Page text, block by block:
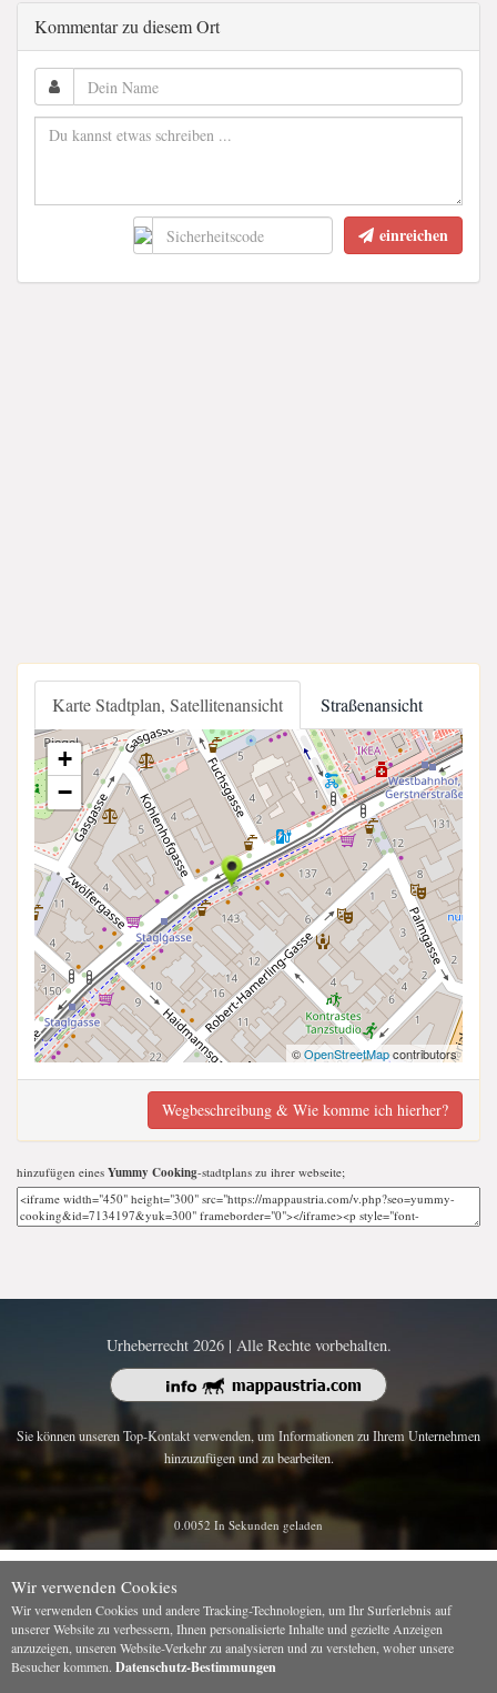
Kommentar zu diesem Ort
einreichen
Karte Stadtplan, Satellitenansicht Straßenansicht
+
−
©OpenStreetMapcontributors
Wegbeschreibung & Wie komme ich hierher?
hinzufügen eines Yummy Cooking-stadtplans zu ihrer webseite;
Urheberrecht 2026 | Alle Rechte vorbehalten.
Sie können unseren Top-Kontakt verwenden, um Informationen zu Ihrem Unternehmen
hinzuzufügen und zu bearbeiten.
0.0052 In Sekunden geladen
Wir verwenden Cookies
Wir verwenden Cookies und andere Tracking-Technologien, um Ihr Surferlebnis auf
unserer Website zu verbessern, Ihnen personalisierte Inhalte und gezielte Anzeigen
anzuzeigen, unseren Website-Verkehr zu analysieren und zu verstehen, woher unsere
Besucher kommen. Datenschutz-Bestimmungen